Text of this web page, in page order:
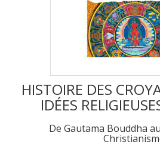
HISTOIRE DES
IDÉES
De Gautama Bouddha